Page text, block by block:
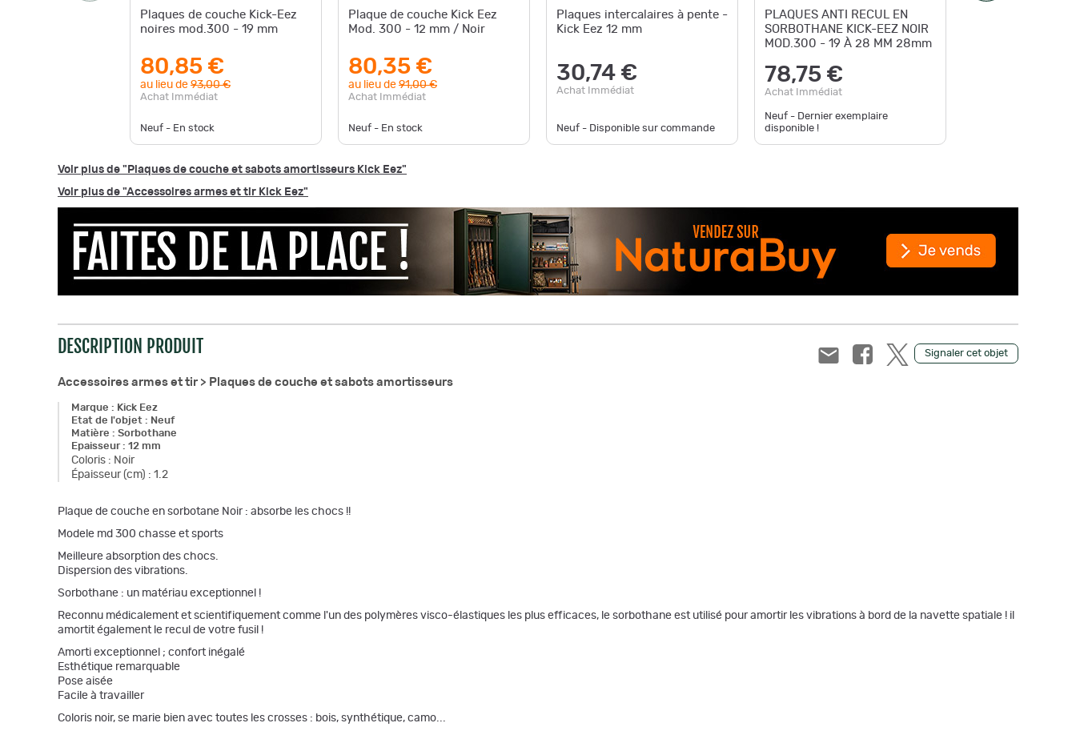
Plaques de couche Kick-Eez
noires mod.300 - 19 mm
80,85 €
au lieu de 93,00 €
Achat Immédiat
Neuf - En stock
Plaque de couche Kick Eez
Mod. 300 - 12 mm / Noir
80,35 €
au lieu de 91,00 €
Achat Immédiat
Neuf - En stock
Plaques intercalaires à pente -
Kick Eez 12 mm
30,74 €
Achat Immédiat
Neuf - Disponible sur commande
PLAQUES ANTI RECUL EN
SORBOTHANE KICK-EEZ NOIR
MOD.300 - 19 À 28 MM 28mm
78,75 €
Achat Immédiat
Neuf - Dernier exemplaire
disponible !
Voir plus de "Plaques de couche et sabots amortisseurs Kick Eez"
Voir plus de "Accessoires armes et tir Kick Eez"
Signaler cet objet
DESCRIPTION PRODUIT
Accessoires armes et tir > Plaques de couche et sabots amortisseurs
Marque : Kick Eez
Etat de l'objet : Neuf
Matière : Sorbothane
Epaisseur: 12 mm
Coloris : Noir
Épaisseur (cm) : 1.2
Plaque de couche en sorbotane Noir : absorbe les chocs !!
Modele md 300 chasse et sports
Meilleure absorption des chocs.
Dispersion des vibrations.
Sorbothane : un matériau exceptionnel !
Reconnu médicalement et scientifiquement comme l'un des polymères visco-élastiques les plus efficaces, le sorbothane est utilisé pour amortir les vibrations à bord de la navette spatiale ! il
amortit également le recul de votre fusil !
Amorti exceptionnel ; confort inégalé
Esthétique remarquable
Pose aisée
Facile à travailler
Coloris noir, se marie bien avec toutes les crosses : bois, synthétique, camo...